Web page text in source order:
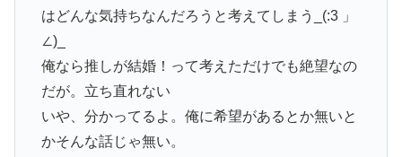
はどんな気持ちなんだろうと考えてしまう_(:3 」
∠)_
俺なら推しが結婚！って考えただけでも絶望なの
だが。立ち直れない
いや、分かってるよ。俺に希望があるとか無いと
かそんな話じゃ無い。